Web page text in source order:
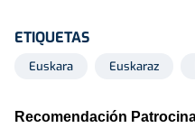
ETIQUETAS
Euskara Euskaraz